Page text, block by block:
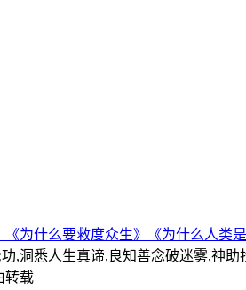
《为什么要救度众生》
《为什么人类
,洞悉人生真谛,良知善念破迷雾,神助
转载